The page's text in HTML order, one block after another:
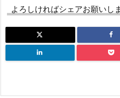
よろしければシェアお願いし